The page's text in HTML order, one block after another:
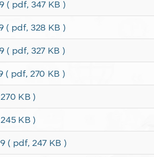
( pdf, 347 KB )
( pdf, 328 KB )
( pdf, 327 KB )
( pdf, 270 KB )
KB )
KB )
( pdf, 247 KB )